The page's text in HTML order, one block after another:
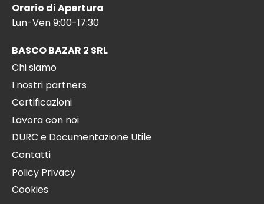
Orario di Apertura
Lun-Ven 9:00-17:30
BASCO BAZAR 2 SRL
Chi siamo
I nostri partners
Certificazioni
Lavora con noi
DURC e Documentazione Utile
Contatti
Policy Privacy
Cookies